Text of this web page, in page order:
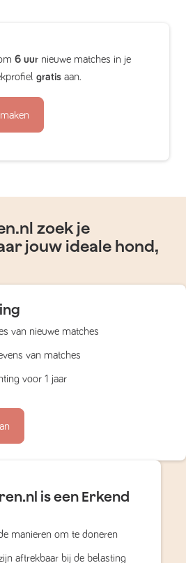
6 uur nieuwe matches in je
gratis aan.
zoek je
jouw ideale hond,
van nieuwe matches
van matches
voor 1 jaar
is een Erkend
manieren om te doneren
aftrekbaar bij de belasting